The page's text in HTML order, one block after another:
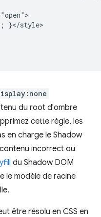
}</style>
du root d'ombre
cette règle, les
en charge le Shadow
incorrect ou
du Shadow DOM
le modèle de racine
être résolu en CSS en